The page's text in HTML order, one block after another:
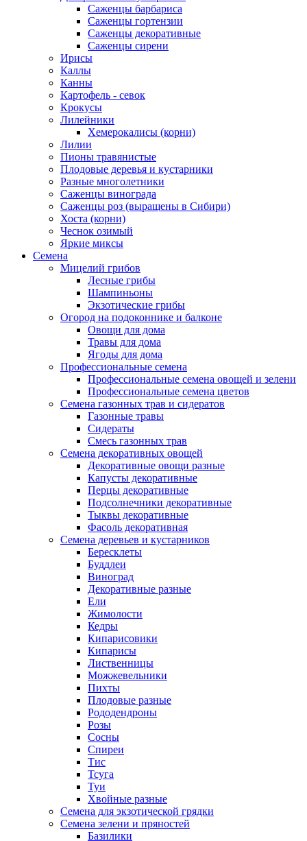
Саженцы барбариса
Саженцы гортензии
Саженцы декоративные
Саженцы сирени
Ирисы
Каллы
Канны
Картофель - севок
Крокусы
Лилейники
Хемерокалисы (корни)
Лилии
Пионы травянистые
Плодовые деревья и кустарники
Разные многолетники
Саженцы винограда
Саженцы роз (выращены в Сибири)
Хоста (корни)
Чеснок озимый
Яркие миксы
Семена
Мицелий грибов
Лесные грибы
Шампиньоны
Экзотические грибы
Огород на подоконнике и балконе
Овощи для дома
Травы для дома
Ягоды для дома
Профессиональные семена
Профессиональные семена овощей и зелени
Профессиональные семена цветов
Семена газонных трав и сидератов
Газонные травы
Сидераты
Смесь газонных трав
Семена декоративных овощей
Декоративные овощи разные
Капусты декоративные
Перцы декоративные
Подсолнечники декоративные
Тыквы декоративные
Фасоль декоративная
Семена деревьев и кустарников
Бересклеты
Буддлеи
Виноград
Декоративные разные
Ели
Жимолости
Кедры
Кипарисовики
Кипарисы
Лиственницы
Можжевельники
Пихты
Плодовые разные
Рододендроны
Розы
Сосны
Спиреи
Тис
Тсуга
Туи
Хвойные разные
Семена для экзотической грядки
Семена зелени и пряностей
Базилики